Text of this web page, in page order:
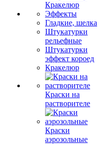
Кракелюр
Эффекты
Гладкие, шелка
Штукатурки
рельефные
Штукатурки
эффект короед
Кракелюр
Краски на
растворителе
Краски
аэрозольные